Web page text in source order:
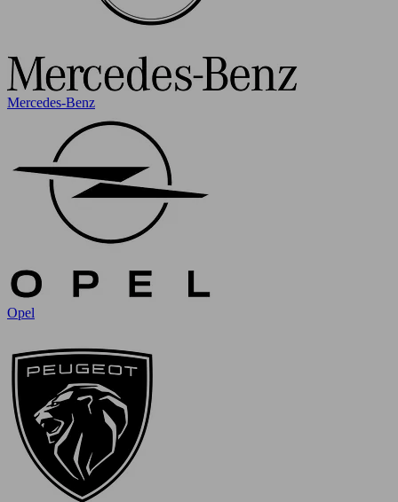
Mercedes-Benz
Opel